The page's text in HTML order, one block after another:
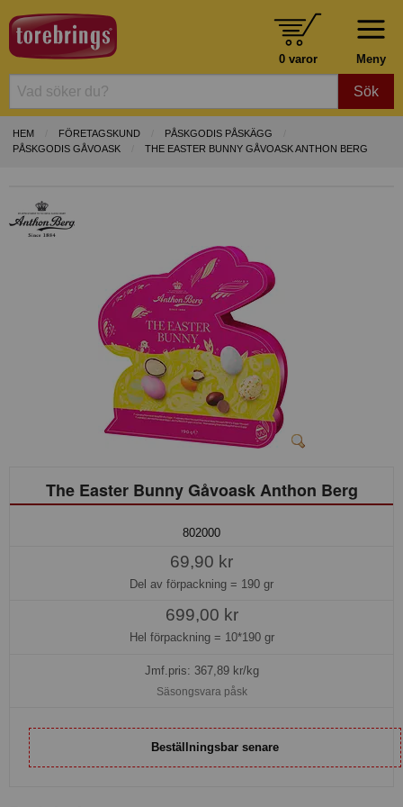
Meny
0 varor
Sök
HEM FÖRETAGSKUND
PÅSKGODIS PÅSKÄGG
PÅSKGODIS GÅVOASK
THE EASTER BUNNY GÅVOASK ANTHON BERG
The Easter Bunny Gåvoask Anthon Berg
802000
69,90 kr
Del av förpackning = 190 gr
699,00 kr
Hel förpackning = 10*190 gr
Jmf.pris: 367,89kr/kg
Säsongsvara påsk
Beställningsbar senare